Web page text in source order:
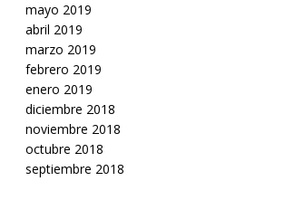
mayo 2019
abril 2019
marzo 2019
febrero 2019
enero 2019
diciembre 2018
noviembre 2018
octubre 2018
septiembre 2018